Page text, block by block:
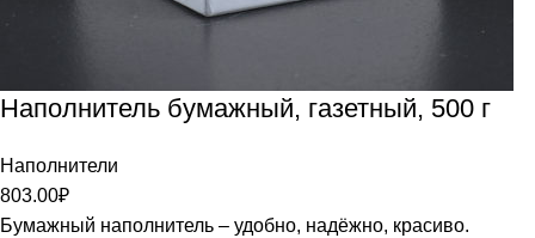
Наполнитель бумажный, газетный, 500 г
Наполнители
803.00₽
Бумажный наполнитель – удобно, надёжно, красиво.